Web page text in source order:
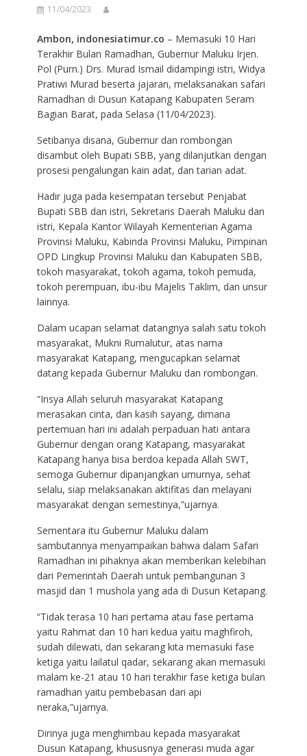
11/04/2023
Ambon, indonesiatimur.co – Memasuki 10 Hari
Terakhir Bulan Ramadhan, Gubernur Maluku Irjen.
Pol (Purn.) Drs. Murad Ismail didampingi istri, Widya
Pratiwi Murad beserta jajaran, melaksanakan safari
Ramadhan di Dusun Katapang Kabupaten Seram
Bagian Barat, pada Selasa (11/04/2023).
Setibanya disana, Gubernur dan rombongan
disambut oleh Bupati SBB, yang dilanjutkan dengan
prosesi pengalungan kain adat, dan tarian adat.
Hadir juga pada kesempatan tersebut Penjabat
Bupati SBB dan istri, Sekretaris Daerah Maluku dan
istri, Kepala Kantor Wilayah Kementerian Agama
Provinsi Maluku, Kabinda Provinsi Maluku, Pimpinan
OPD Lingkup Provinsi Maluku dan Kabupaten SBB,
tokoh masyarakat, tokoh agama, tokoh pemuda,
tokoh perempuan, ibu-ibu Majelis Taklim, dan unsur
lainnya.
Dalam ucapan selamat datangnya salah satu tokoh
masyarakat, Mukni Rumalutur, atas nama
masyarakat Katapang, mengucapkan selamat
datang kepada Gubernur Maluku dan rombongan.
“Insya Allah seluruh masyarakat Katapang
merasakan cinta, dan kasih sayang, dimana
pertemuan hari ini adalah perpaduan hati antara
Gubernur dengan orang Katapang, masyarakat
Katapang hanya bisa berdoa kepada Allah SWT,
semoga Gubernur dipanjangkan umurnya, sehat
selalu, siap melaksanakan aktifitas dan melayani
masyarakat dengan semestinya,”ujarnya.
Sementara itu Gubernur Maluku dalam
sambutannya menyampaikan bahwa dalam Safari
Ramadhan ini pihaknya akan memberikan kelebihan
dari Pemerintah Daerah untuk pembangunan 3
masjid dan 1 mushola yang ada di Dusun Ketapang.
“Tidak terasa 10 hari pertama atau fase pertama
yaitu Rahmat dan 10 hari kedua yaitu maghfiroh,
sudah dilewati, dan sekarang kita memasuki fase
ketiga yaitu lailatul qadar, sekarang akan memasuki
malam ke-21 atau 10 hari terakhir fase ketiga bulan
ramadhan yaitu pembebasan dari api
neraka,”ujarnya.
Dirinya juga menghimbau kepada masyarakat
Dusun Katapang, khususnya generasi muda agar